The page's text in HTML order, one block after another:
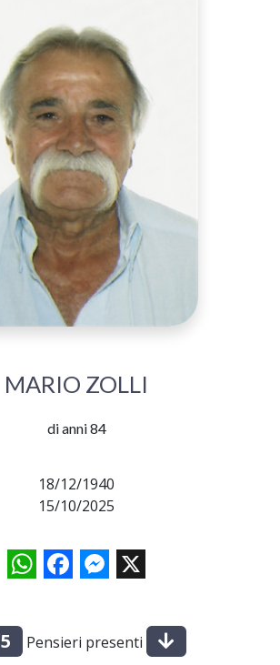
MARIO ZOLLI
di anni 84
18/12/1940
15/10/2025
WhatsAppFacebookMessenger
X
5 Pensieri presenti